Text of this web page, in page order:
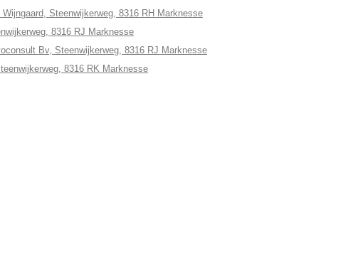
Wijngaard, Steenwijkerweg, 8316 RH Marknesse
8316 RJ Marknesse
Bv, Steenwijkerweg, 8316 RJ Marknesse
8316 RK Marknesse